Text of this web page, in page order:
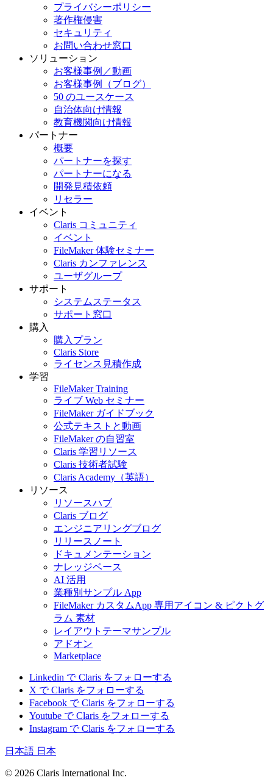
プライバシーポリシー
著作権侵害
セキュリティ
お問い合わせ窓口
ソリューション
お客様事例／動画
お客様事例（ブログ）
50 のユースケース
自治体向け情報
教育機関向け情報
パートナー
概要
パートナーを探す
パートナーになる
開発見積依頼
リセラー
イベント
Claris コミュニティ
イベント
FileMaker 体験セミナー
Claris カンファレンス
ユーザグループ
サポート
システムステータス
サポート窓口
購入
購入プラン
Claris Store
ライセンス見積作成
学習
FileMaker Training
ライブ Web セミナー
FileMaker ガイドブック
公式テキストと動画
FileMaker の自習室
Claris 学習リソース
Claris 技術者試験
Claris Academy（英語）
リソース
リソースハブ
Claris ブログ
エンジニアリングブログ
リリースノート
ドキュメンテーション
ナレッジベース
AI 活用
業種別サンプル App
FileMaker カスタムApp 専用アイコン & ピクトグ
ラム 素材
レイアウトテーマサンプル
アドオン
Marketplace
Linkedin で Claris をフォローする
X で Claris をフォローする
Facebook で Claris をフォローする
Youtube で Claris をフォローする
Instagram で Claris をフォローする
日本語 日本
© 2026 Claris International Inc.